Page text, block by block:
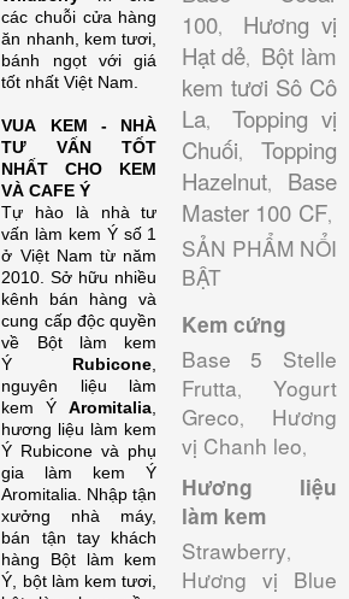
các chuỗi cửa hàng
ăn nhanh, kem tươi,
bánh ngọt với giá
tốt nhất Việt Nam.
VUA KEM - NHÀ
TƯ VẤN TỐT
NHẤT CHO KEM
VÀ CAFE Ý
Tự hào là nhà tư
vấn làm kem Ý số 1
ở Việt Nam từ năm
2010. Sở hữu nhiều
kênh bán hàng và
cung cấp độc quyền
về Bột làm kem
Ý Rubicone
nguyên liệu làm
kem ÝAromitalia
hương liệu làm kem
Ý Rubicone và phụ
gia làm kem Ý
Aromitalia. Nhập tận
xưởng nhà máy,
bán tận tay khách
hàng Bột làm kem
Ý, bột làm kem tươi,
100, Hương vị
Hạt dẻ, Bột làm
kem tươi Sô Cô
La, Topping vị
Chuối, Topping
Hazelnut, Base
Master 100 CF,
SẢN PHẨM NỔI
BẬT
Kem cứng
Base 5 Stelle
Frutta, Yogurt
Greco, Hương
vị Chanh leo,
Hương liệu
làm kem
Strawberry,
Hương vị Blue